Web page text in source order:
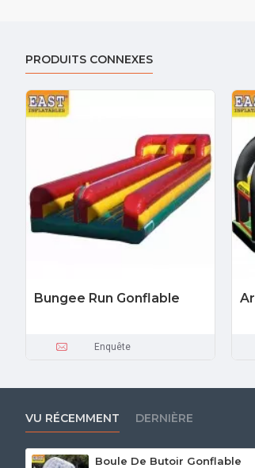
PRODUITS CONNEXES
Bungee Run Gonflable
Enquête
VU RÉCEMMENT DERNIÈRE
Boule De Butoir Gonflable